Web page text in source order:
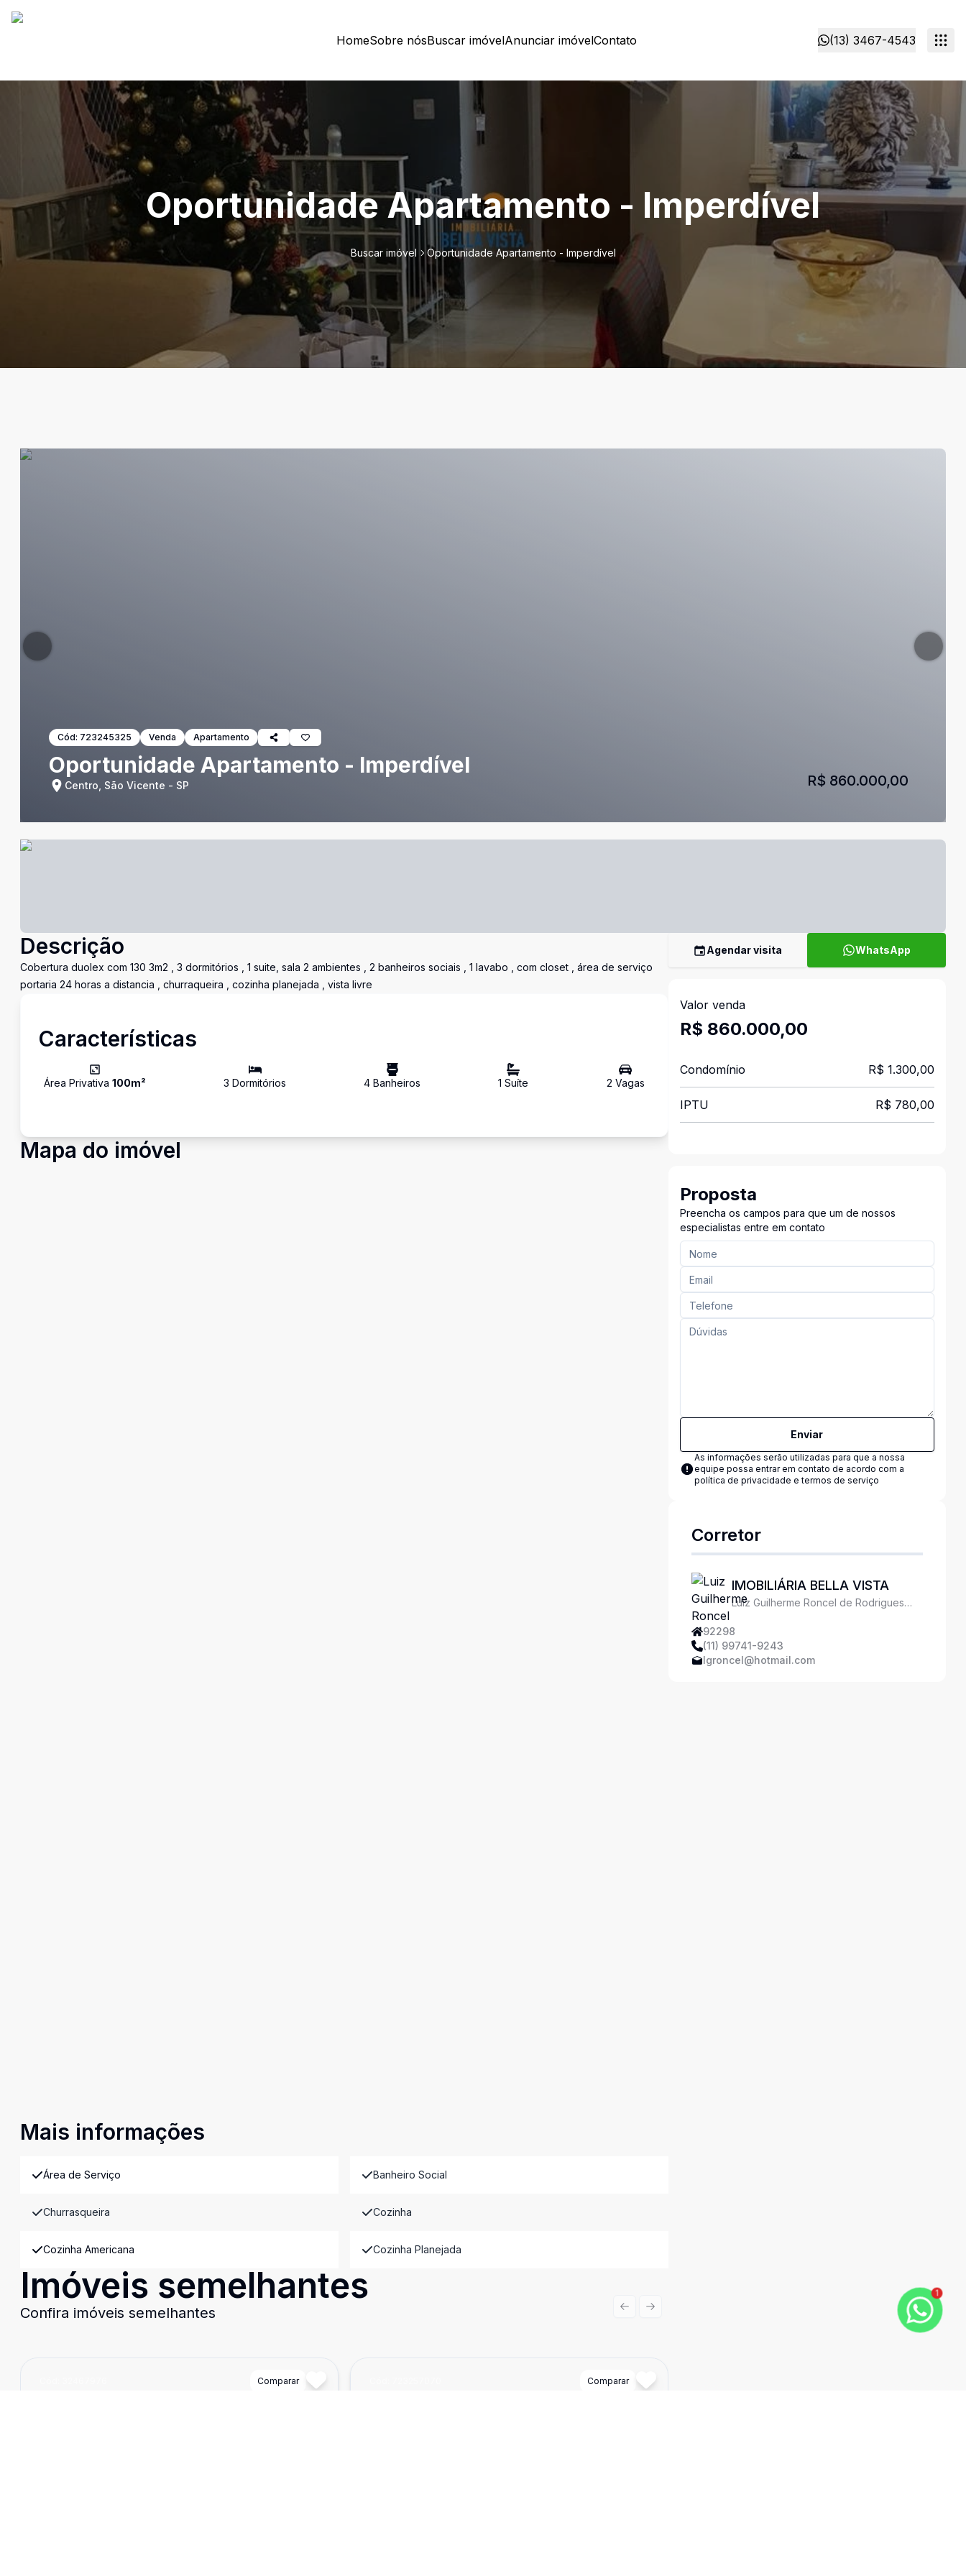
HomeSobre nósBuscar imóvelAnunciar imóvelContato (13) 3467-4543
Oportunidade Apartamento - Imperdível
Buscar imóvel Oportunidade Apartamento - Imperdível
Cód: 723245325 Venda Apartamento
Oportunidade Apartamento - Imperdível
Centro, São Vicente - SP R$ 860.000,00
Descrição
Cobertura duolex com 130 3m2 , 3 dormitórios , 1 suite, sala 2 ambientes , 2 banheiros sociais , 1 lavabo , com closet , área de serviço
portaria 24 horas a distancia , churraqueira , cozinha planejada , vista livre
Características
Área Privativa 100m² 3 Dormitórios 4 Banheiros 1 Suíte 2 Vagas
Mapa do imóvel
Mais informações
Área de Serviço Banheiro Social
Churrasqueira Cozinha
Cozinha Americana Cozinha Planejada
Imóveis semelhantes
Confira imóveis semelhantes
Comparar Comparar
Previous slide
Next slide
Agendar visita WhatsApp
Valor venda
R$ 860.000,00
Condomínio R$ 1.300,00
IPTU R$ 780,00
Proposta
Preencha os campos para que um de nossos
especialistas entre em contato
Enviar
As informações serão utilizadas para que a nossa
equipe possa entrar em contato de acordo com a
política de privacidade e termos de serviço
Corretor
IMOBILIÁRIA BELLA VISTA
Luiz Guilherme Roncel de Rodrigues
92298
(11) 99741-9243
lgroncel@hotmail.com
1